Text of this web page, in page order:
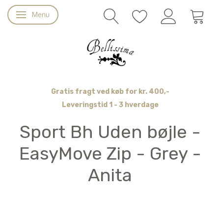
Skifte navigation
Menu
Gratis fragt ved køb for kr. 400,-
Leveringstid 1 - 3 hverdage
Sport Bh Uden bøjle -
EasyMove Zip - Grey -
Anita